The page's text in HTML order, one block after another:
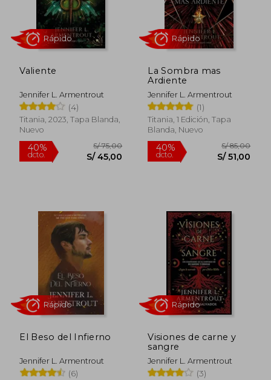
40%
Rápido
25%
dcto.
Rápido
Valiente
Jennifer L. Armentrout
(4)
Titania, 2023, Tapa Blanda,
Nuevo
La Sombra mas
Ardiente
Jennifer L. Armentrout
(1)
Titania, 1 Edición, Tapa
Blanda, Nuevo
El Beso del Infierno
Jennifer L. Armentrout
(6)
Visiones de carne y
sangre
Jennifer L. Armentrout
(3)